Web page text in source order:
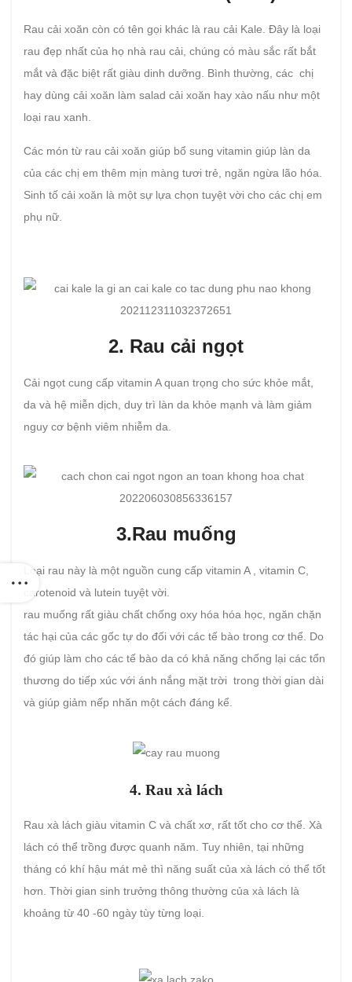
Rau cải xoăn còn có tên gọi khác là rau cải Kale. Đây là loại
rau đẹp nhất của họ nhà rau cải, chúng có màu sắc rất bắt
mắt và đặc biệt rất giàu dinh dưỡng. Bình thường, các chị
hay dùng cải xoăn làm salad cải xoăn hay xào nấu như một
loại rau xanh.
Các món từ rau cải xoăn giúp bổ sung vitamin giúp làn da
của các chị em thêm mịn màng tươi trẻ, ngăn ngừa lão hóa.
Sinh tố cải xoăn là một sự lựa chọn tuyệt vời cho các chị em
phụ nữ.
2. Rau cải ngọt
Cải ngọt cung cấp vitamin A quan trọng cho sức khỏe mắt,
da và hệ miễn dịch, duy trì làn da khỏe mạnh và làm giảm
nguy cơ bệnh viêm nhiễm da.
3.Rau muống
Loại rau này là một nguồn cung cấp vitamin A , vitamin C,
carotenoid và lutein tuyệt vời.
rau muống rất giàu chất chống oxy hóa hóa học, ngăn chặn
tác hại của các gốc tự do đối với các tế bào trong cơ thể. Do
đó giúp làm cho các tế bào da có khả năng chống lại các tổn
thương do tiếp xúc với ánh nắng mặt trời trong thời gian dài
và giúp giảm nếp nhăn một cách đáng kể.
4. Rau xà lách
Rau xà lách giàu vitamin C và chất xơ, rất tốt cho cơ thể. Xà
lách có thể trồng được quanh năm. Tuy nhiên, tại những
tháng có khí hậu mát mẻ thì năng suất của xà lách có thể tốt
hơn. Thời gian sinh trưởng thông thường của xà lách là
khoảng từ 40 -60 ngày tùy từng loại.